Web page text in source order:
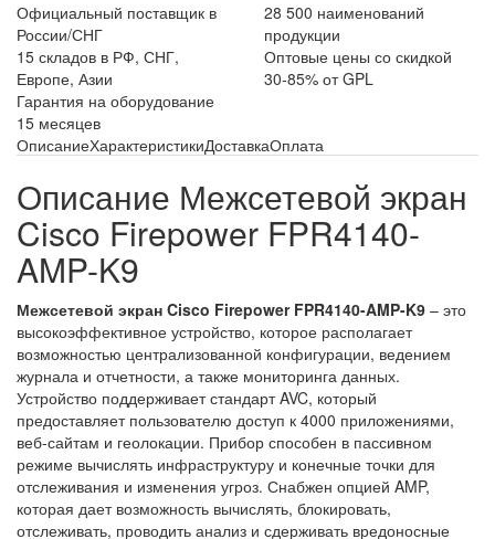
Официальный поставщик в
России/СНГ
28 500 наименований
продукции
15 складов в РФ, СНГ,
Европе, Азии
Оптовые цены со скидкой
30-85% от GPL
Гарантия на оборудование
15 месяцев
ОписаниеХарактеристикиДоставкаОплата
Описание Межсетевой экран
Cisco Firepower FPR4140-
AMP-K9
Межсетевой экран Cisco Firepower FPR4140-AMP-K9 – это
высокоэффективное устройство, которое располагает
возможностью централизованной конфигурации, ведением
журнала и отчетности, а также мониторинга данных.
Устройство поддерживает стандарт AVC, который
предоставляет пользователю доступ к 4000 приложениями,
веб-сайтам и геолокации. Прибор способен в пассивном
режиме вычислять инфраструктуру и конечные точки для
отслеживания и изменения угроз. Снабжен опцией AMP,
которая дает возможность вычислять, блокировать,
отслеживать, проводить анализ и сдерживать вредоносные